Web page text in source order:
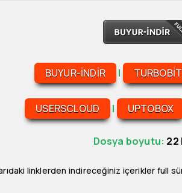
BUYUR-INDIR | TURBOBIT
USERSCLOUD | UPTOBOX
Dosya boyutu: 22
linklerden indireceğiniz içerikler full